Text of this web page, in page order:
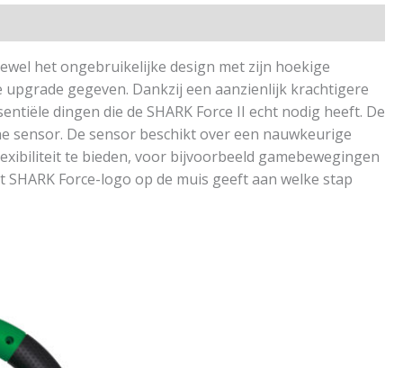
het ongebruikelijke design met zijn hoekige
gegeven. Dankzij een aanzienlijk krachtigere
dingen die de SHARK Force II echt nodig heeft. De
sensor. De sensor beschikt over een nauwkeurige
te bieden, voor bijvoorbeeld gamebewegingen
Force-logo op de muis geeft aan welke stap